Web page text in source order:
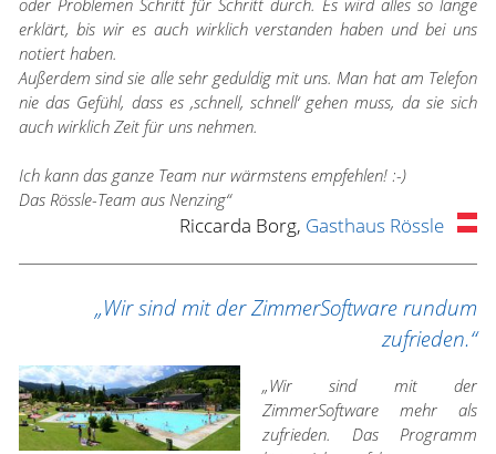
oder Problemen Schritt für Schritt durch. Es wird alles so lange
erklärt, bis wir es auch wirklich verstanden haben und bei uns
notiert haben.
Außerdem sind sie alle sehr geduldig mit uns. Man hat am Telefon
nie das Gefühl, dass es ‚schnell, schnell‘ gehen muss, da sie sich
auch wirklich Zeit für uns nehmen.
Ich kann das ganze Team nur wärmstens empfehlen! :-)
Das Rössle-Team aus Nenzing“
Riccarda Borg, Gasthaus Rössle
„Wir sind mit der ZimmerSoftware rundum
zufrieden.“
„Wir sind mit der
ZimmerSoftware mehr als
zufrieden. Das Programm